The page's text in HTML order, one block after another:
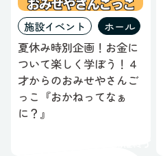
施設イベント ホール
夏休み時別企画！お金に
ついて楽しく学ぼう！４
才からのおみせやさんご
っこ『おかねってなぁ
に？』